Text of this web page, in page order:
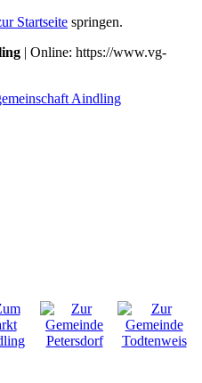
Startseite springen.
| Online: https://www.vg-